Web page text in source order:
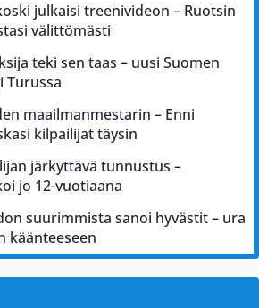
julkaisi treenivideon – Ruotsin
välittömästi
teki sen taas – uusi Suomen
Turussa
maailmanmestarin – Enni
kilpailijat täysin
järkyttävä tunnustus –
jo 12-vuotiaana
suurimmista sanoi hyvästit – ura
käänteeseen